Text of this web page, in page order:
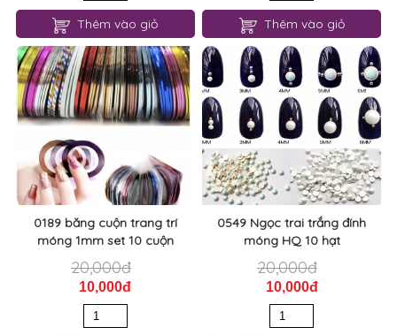
Thêm vào giỏ Thêm vào giỏ
0189 băng cuộn trang trí
móng 1mm set 10 cuộn
20,000đ
10,000đ
0549 Ngọc trai trắng đính
móng HQ 10 hạt
20,000đ
10,000đ